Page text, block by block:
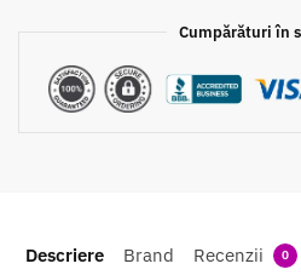
Cumpărături în
Descriere Brand Recenzii 0